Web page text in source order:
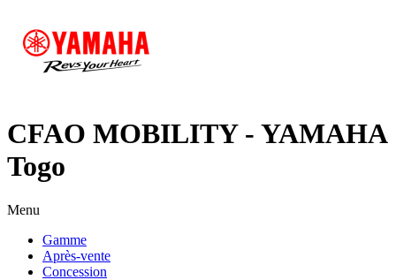
CFAO MOBILITY - YAMAHA
Togo
Menu
Gamme
Après-vente
Concession